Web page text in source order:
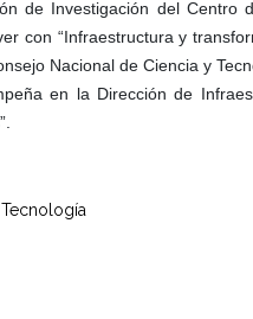
de Investigación del Centro
con “Infraestructura y
Nacional de Ciencia y
en la Dirección de